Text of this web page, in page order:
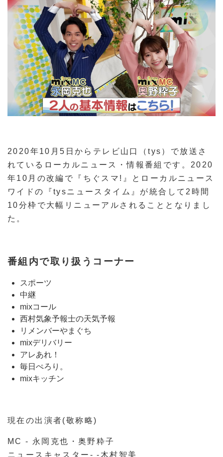
2020年10月5日からテレビ山口（tys）で放送さ
れているローカルニュース・情報番組です。2020
年10月の改編で『ちぐスマ!』とローカルニュース
ワイドの『tysニュースタイム』が統合して2時間
10分枠で大幅リニューアルされることとなりまし
た。
番組内で取り扱うコーナー
スポーツ
中継
mixコール
西村気象予報士の天気予報
リメンバーやまぐち
mixデリバリー
アレあれ！
毎日ぺろり。
mixキッチン
現在の出演者(敬称略)
MC - 永岡克也・奥野粋子
ニュースキャスター- -木村智美